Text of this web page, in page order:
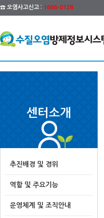
☎ 오염사고신고 : 1666-0128
센터소개
추진배경 및 경위
역할 및 주요기능
운영체계 및 조직안내